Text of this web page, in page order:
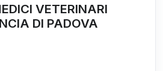
VETERINARI
DI PADOVA